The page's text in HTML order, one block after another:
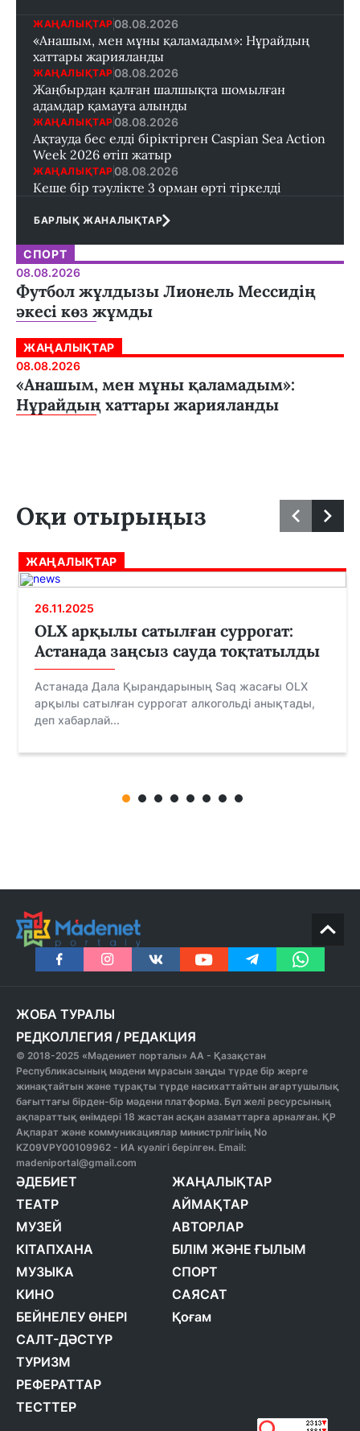
ЖАҢАЛЫҚТАР 08.08.2026
«Анашым, мен мұны қаламадым»: Нұрайдың
хаттары жарияланды
ЖАҢАЛЫҚТАР 08.08.2026
Жаңбырдан қалған шалшықта шомылған
адамдар қамауға алынды
ЖАҢАЛЫҚТАР 08.08.2026
Ақтауда бес елді біріктірген Caspian Sea Action
Week 2026 өтіп жатыр
ЖАҢАЛЫҚТАР 08.08.2026
Кеше бір тәулікте 3 орман өрті тіркелді
БАРЛЫҚ ЖАНАЛЫҚТАР
СПОРТ
08.08.2026
Футбол жұлдызы Лионель Мессидің
әкесі көз жұмды
ЖАҢАЛЫҚТАР
08.08.2026
«Анашым, мен мұны қаламадым»:
Нұрайдың хаттары жарияланды
Оқи отырыңыз
ЖАҢАЛЫҚТАР
26.11.2025
OLX арқылы сатылған суррогат:
Астанада заңсыз сауда тоқтатылды
Астанада Дала Қырандарының Saq жасағы OLX
арқылы сатылған суррогат алкогольді анықтады,
деп хабарлай...
ЖОБА ТУРАЛЫ
РЕДКОЛЛЕГИЯ / РЕДАКЦИЯ
© 2018-2025 «Мәдениет порталы» АА - Қазақстан
Республикасының мәдени мұрасын заңды түрде бір жерге
жинақтайтын және тұрақты түрде насихаттайтын ағартушылық
бағыттағы бірден-бір мәдени платформа. Бұл желі ресурсының
ақпараттық өнімдері 18 жастан асқан азаматтарға арналған. ҚР
Ақпарат және коммуникациялар министрлігінің No
KZ09VPY00109962 - ИА куәлігі берілген. Email:
madeniportal@gmail.com
ӘДЕБИЕТ
ТЕАТР
МУЗЕЙ
КІТАПХАНА
МУЗЫКА
КИНО
БЕЙНЕЛЕУ ӨНЕРІ
САЛТ-ДӘСТҮР
ТУРИЗМ
РЕФЕРАТТАР
ТЕСТТЕР
ЖАҢАЛЫҚТАР
АЙМАҚТАР
АВТОРЛАР
БІЛІМ ЖӘНЕ ҒЫЛЫМ
СПОРТ
САЯСАТ
Қоғам